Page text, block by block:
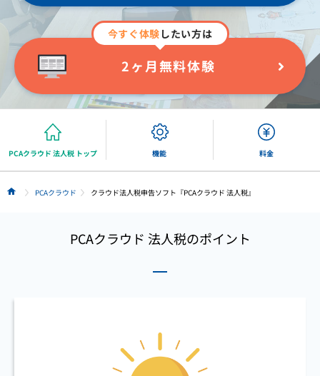
今すぐ体験 したい方は
2ヶ月無料体験
PCAクラウド 法人税 トップ 機能 料金
HOME PCAクラウド クラウド法人税申告ソフト『PCAクラウド 法人税』
PCAクラウド 法人税のポイント